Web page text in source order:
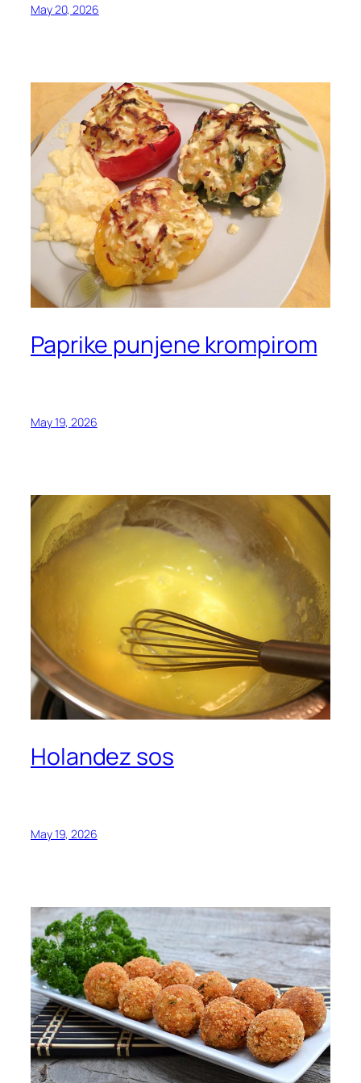
May 20, 2026
Paprike punjene krompirom
May 19, 2026
Holandez sos
May 19, 2026